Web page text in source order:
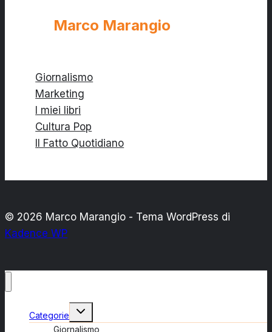
bomba?
Marco Marangio
Giornalismo
Marketing
I miei libri
Cultura Pop
Il Fatto Quotidiano
© 2026 Marco Marangio - Tema WordPress di
Kadence WP
Categorie
Alterna
figlio
Giornalismo